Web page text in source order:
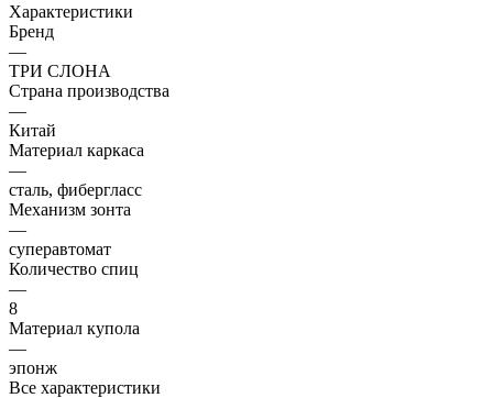
Характеристики
Бренд
—
ТРИ СЛОНА
Страна производства
—
Китай
Материал каркаса
—
сталь, фибергласс
Механизм зонта
—
суперавтомат
Количество спиц
—
8
Материал купола
—
эпонж
Все характеристики